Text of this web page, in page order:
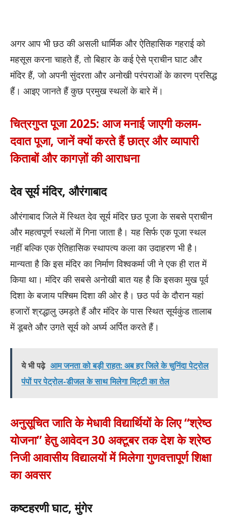
अगर आप भी छठ की असली धार्मिक और ऐतिहासिक गहराई को
महसूस करना चाहते हैं, तो बिहार के कई ऐसे प्राचीन घाट और
मंदिर हैं, जो अपनी सुंदरता और अनोखी परंपराओं के कारण प्रसिद्ध
हैं। आइए जानते हैं कुछ प्रमुख स्थलों के बारे में।
चित्रगुप्त पूजा 2025: आज मनाई जाएगी कलम-
दवात पूजा, जानें क्यों करते हैं छात्र और व्यापारी
किताबों और कागज़ों की आराधना
देव सूर्य मंदिर, औरंगाबाद
औरंगाबाद जिले में स्थित देव सूर्य मंदिर छठ पूजा के सबसे प्राचीन
और महत्वपूर्ण स्थलों में गिना जाता है। यह सिर्फ एक पूजा स्थल
नहीं बल्कि एक ऐतिहासिक स्थापत्य कला का उदाहरण भी है।
मान्यता है कि इस मंदिर का निर्माण विश्वकर्मा जी ने एक ही रात में
किया था। मंदिर की सबसे अनोखी बात यह है कि इसका मुख पूर्व
दिशा के बजाय पश्चिम दिशा की ओर है। छठ पर्व के दौरान यहां
हजारों श्रद्धालु उमड़ते हैं और मंदिर के पास स्थित सूर्यकुंड तालाब
में डूबते और उगते सूर्य को अर्घ्य अर्पित करते हैं।
ये भी पढ़े आम जनता को बड़ी राहत: अब हर जिले के चुनिंदा पेट्रोल
पंपों पर पेट्रोल-डीजल के साथ मिलेगा मिट्टी का तेल
अनुसूचित जाति के मेधावी विद्यार्थियों के लिए “श्रेष्ठ
योजना” हेतु आवेदन 30 अक्टूबर तक देश के श्रेष्ठ
निजी आवासीय विद्यालयों में मिलेगा गुणवत्तापूर्ण शिक्षा
का अवसर
कष्टहरणी घाट, मुंगेर